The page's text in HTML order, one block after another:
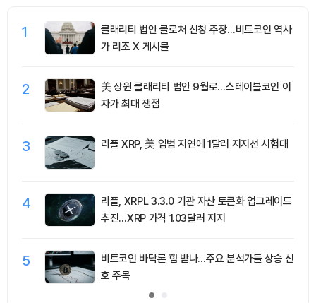
1
클래리티 법안 클로처 신청 주장…비트코인 역사
가 리조 X 게시물
2
美 상원 클래리티 법안 9월로…스테이블코인 이
자가 최대 쟁점
3 리플 XRP, 美 입법 지연에 1달러 지지선 시험대
4
리플, XRPL 3.3.0 기관 자산 토큰화 업그레이드
추진…XRP 가격 1.03달러 지지
5
비트코인 바닥론 힘 받나…주요 분석가들 상승 신
호 주목